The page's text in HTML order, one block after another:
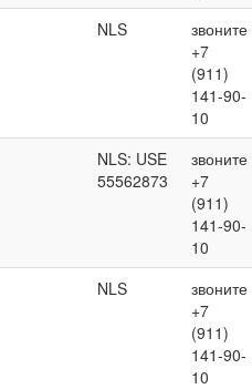
NLS
звоните
+7
(911)
141-90-
10
NLS: USE
55562873
звоните
+7
(911)
141-90-
10
NLS
звоните
+7
(911)
141-90-
10